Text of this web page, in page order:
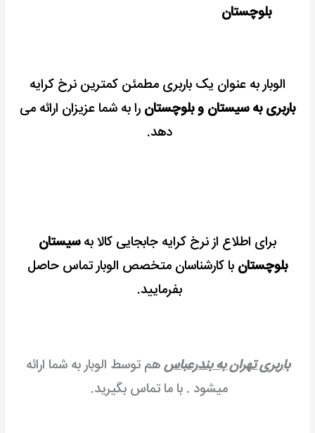
بلوچستان
الوبار به عنوان یک باربری مطمئن کمترین نرخ کرایه
باربری به سیستان و بلوچستان را به شما عزیزان ارائه می
دهد.
برای اطلاع از نرخ کرایه جابجایی کالا بهسیستان
بلوچستان با کارشناسان متخصص الوبار تماس حاصل
بفرمایید.
باربری تهران به بندرعباسهم توسط الوبار به شما ارائه
میشود . با ما تماس بگیرید.